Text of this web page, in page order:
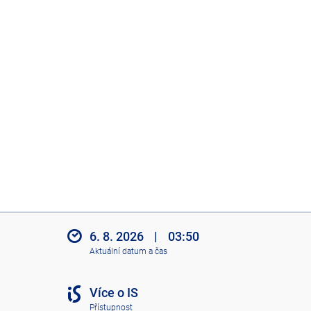
6. 8. 2026 | 03:50
Aktuální datum a čas
Více o IS
Přístupnost